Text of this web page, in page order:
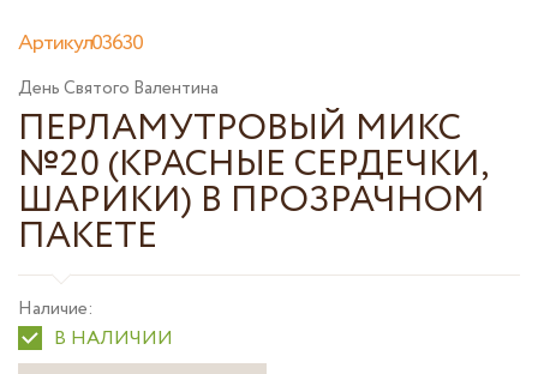
Артикул03630
День Святого Валентина
ПЕРЛАМУТРОВЫЙ МИКС
№20 (КРАСНЫЕ СЕРДЕЧКИ,
ШАРИКИ) В ПРОЗРАЧНОМ
ПАКЕТЕ
Наличие:
В НАЛИЧИИ